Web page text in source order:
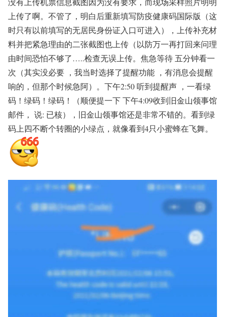
上传了啊。不管了，明白后重新填写防疫健康码国际版（这
时只有以前填写的无居民身份证入口可进入），上传补充材
料并把紧急理由的二张截图也上传（以防万一再打回来问理
由时间恐怕不够了…..检查无误上传。焦急等待 五分钟看一
次（其实没必要 ，我当时选择了提醒功能 ，有消息会提醒
响的，但那个时候急阿）。下午2:50 听到提醒声 ，一看绿
码！绿码！绿码！（顺便提一下 下午4:09收到旧金山领事馆
邮件， 说: 已核），旧金山领事馆还是非常不错的。看到绿
码上四不断个转圈的小绿点，就像看到4只小蜜蜂在飞舞。